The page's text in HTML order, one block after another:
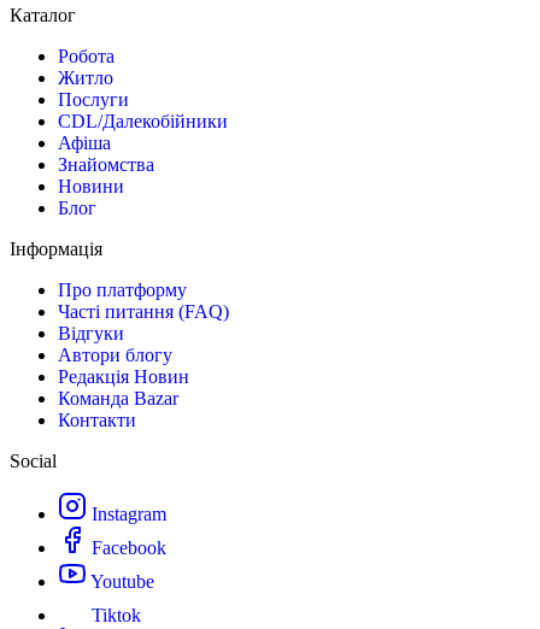
Каталог
Робота
Житло
Послуги
CDL/Далекобійники
Афіша
Знайомства
Новини
Блог
Інформація
Про платформу
Часті питання (FAQ)
Відгуки
Автори блогу
Редакція Новин
Команда Bazar
Контакти
Social
Instagram
Facebook
Youtube
Tiktok